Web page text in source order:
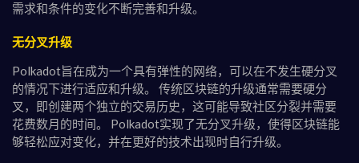
需求和条件的变化不断完善和升级。
无分叉升级
Polkadot旨在成为一个具有弹性的网络，可以在不发生硬分叉
的情况下进行适应和升级。 传统区块链的升级通常需要硬分
叉，即创建两个独立的交易历史，这可能导致社区分裂并需要
花费数月的时间。 Polkadot实现了无分叉升级，使得区块链能
够轻松应对变化，并在更好的技术出现时自行升级。